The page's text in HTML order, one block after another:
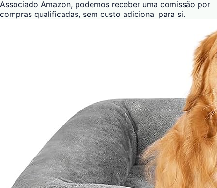
Associado Amazon, podemos receber uma comissão por
compras qualificadas, sem custo adicional para si.